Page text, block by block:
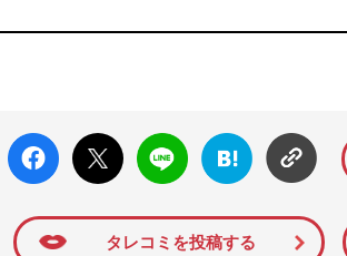
faceboo
k いい
ね
X ポス
ト
LINE
はてな
ブック
マーク
タレコミを投稿する